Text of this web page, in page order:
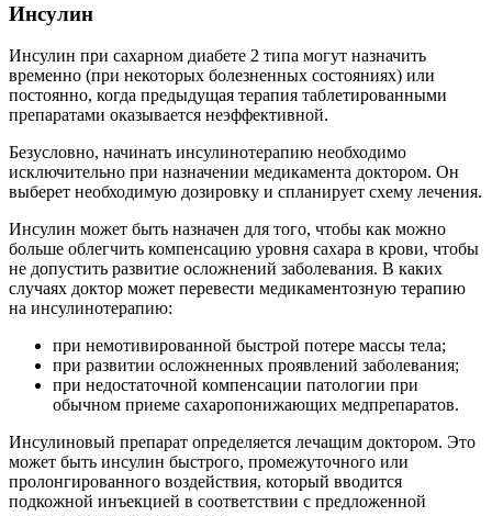
Инсулин
Инсулин при сахарном диабете 2 типа могут назначить
временно (при некоторых болезненных состояниях) или
постоянно, когда предыдущая терапия таблетированными
препаратами оказывается неэффективной.
Безусловно, начинать инсулинотерапию необходимо
исключительно при назначении медикамента доктором. Он
выберет необходимую дозировку и спланирует схему лечения.
Инсулин может быть назначен для того, чтобы как можно
больше облегчить компенсацию уровня сахара в крови, чтобы
не допустить развитие осложнений заболевания. В каких
случаях доктор может перевести медикаментозную терапию
на инсулинотерапию:
при немотивированной быстрой потере массы тела;
при развитии осложненных проявлений заболевания;
при недостаточной компенсации патологии при
обычном приеме сахаропонижающих медпрепаратов.
Инсулиновый препарат определяется лечащим доктором. Это
может быть инсулин быстрого, промежуточного или
пролонгированного воздействия, который вводится
подкожной инъекцией в соответствии с предложенной